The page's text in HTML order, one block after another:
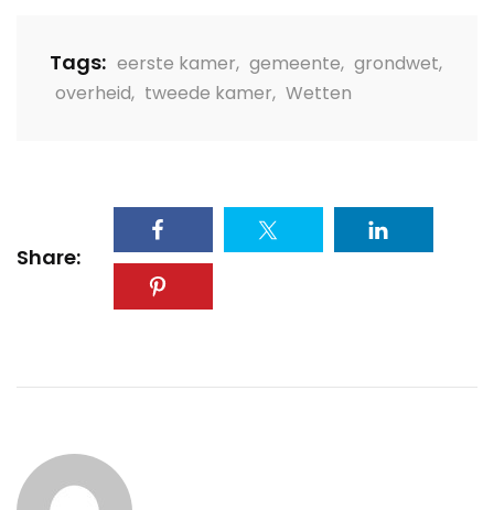
Tags: eerste kamer, gemeente, grondwet,
overheid, tweede kamer, Wetten
Share: